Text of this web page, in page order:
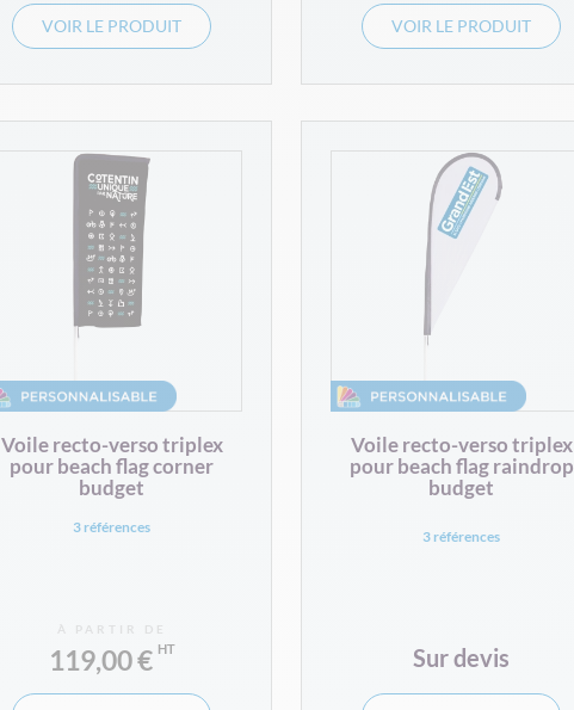
VOIR LE PRODUIT VOIR LE PRODUIT
Voile recto-verso triplex
pour beach flag corner
budget
3 références
À PARTIR DE
119,00 €
Voile recto-verso triplex
pour beach flag raindrop
budget
3 références
Sur devis